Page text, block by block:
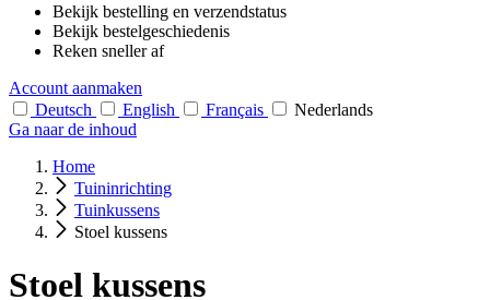
Bekijk bestelling en verzendstatus
Bekijk bestelgeschiedenis
Reken sneller af
Account aanmaken
Deutsch
English Français
Nederlands
Ga naar de inhoud
Home
Tuininrichting
Tuinkussens
Stoel kussens
Stoel kussens